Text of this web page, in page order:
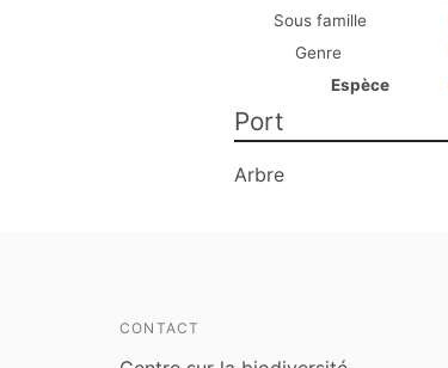
Sous famille
Genre
Espèce
Port
Arbre
CONTACT